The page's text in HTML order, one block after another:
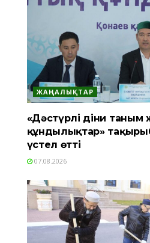
ЖАҢАЛЫҚТАР
«Дәстүрлі діни таным
құндылықтар»
үстел өтті
07.08.2026